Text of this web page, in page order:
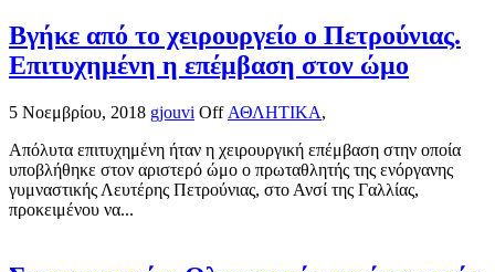
Βγήκε από το χειρουργείο ο Πετρούνιας.
Επιτυχημένη η επέμβαση στον ώμο
5 Νοεμβρίου, 2018 gjouvi Off ΑΘΛΗΤΙΚΑ,
Απόλυτα επιτυχημένη ήταν η χειρουργική επέμβαση στην οποία
υποβλήθηκε στον αριστερό ώμο ο πρωταθλητής της ενόργανης
γυμναστικής Λευτέρης Πετρούνιας, στο Ανσί της Γαλλίας,
προκειμένου να...